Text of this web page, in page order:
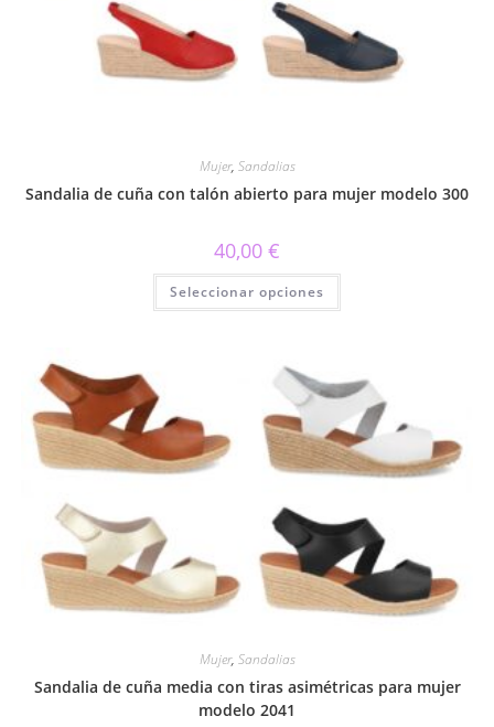
Mujer, Sandalias
Sandalia de cuña con talón abierto para mujer modelo 300
40,00 €
Seleccionar opciones
Este
tiene
se
pueden
elegir
en
la
página
de
Mujer, Sandalias
Sandalia de cuña media con tiras asimétricas para mujer
modelo 2041